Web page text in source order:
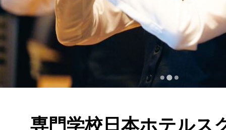
専門学校日本ホテルス